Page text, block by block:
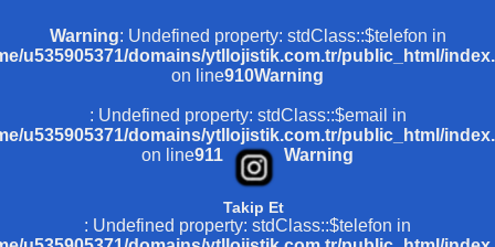
Warning: Undefined property: stdClass::$telefon in
u535905371/domains/ytllojistik.com.tr/public_html/
on line910Warning
: Undefined property: stdClass::$email in
u535905371/domains/ytllojistik.com.tr/public_html/
on line911
Takip Et
Warning
: Undefined property: stdClass::$telefon in